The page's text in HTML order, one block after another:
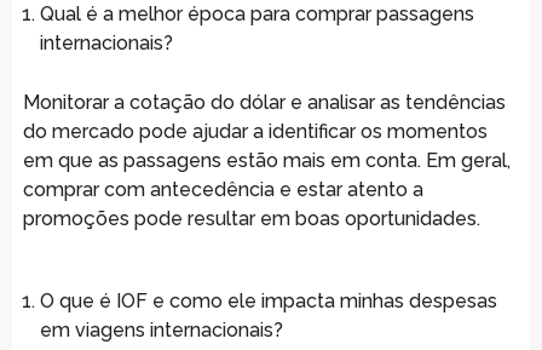
Qual é a melhor época para comprar passagens
internacionais?
Monitorar a cotação do dólar e analisar as tendências
do mercado pode ajudar a identificar os momentos
em que as passagens estão mais em conta. Em geral,
comprar com antecedência e estar atento a
promoções pode resultar em boas oportunidades.
O que é IOF e como ele impacta minhas despesas
em viagens internacionais?